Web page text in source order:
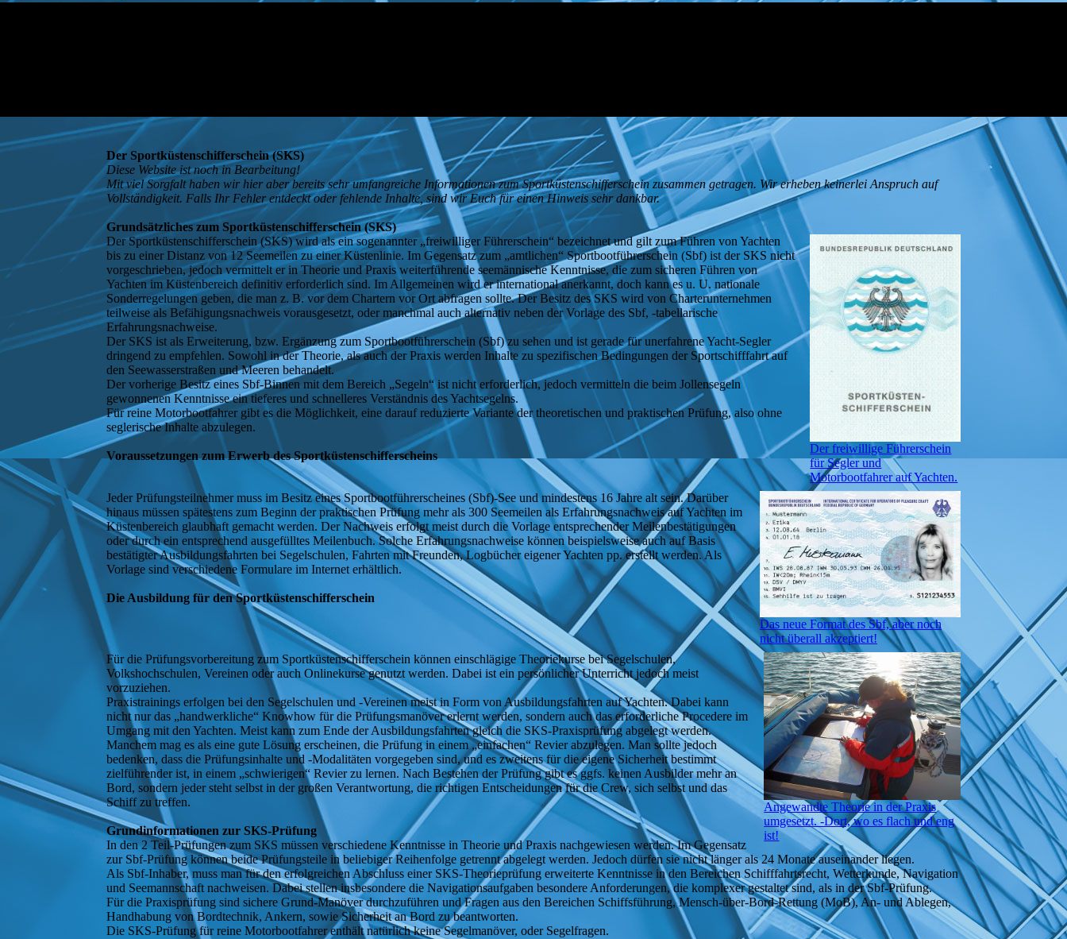
Der Sportküstenschifferschein (SKS)
Diese Website ist noch in Bearbeitung!
Mit viel Sorgfalt haben wir hier aber bereits sehr umfangreiche Informationen zum Sportküstenschifferschein zusammen getragen. Wir erheben keinerlei Anspruch auf
Vollständigkeit. Falls Ihr Fehler entdeckt oder fehlende Inhalte, sind wir Euch für einen Hinweis sehr dankbar.
Grundsätzliches zum Sportküstenschifferschein (SKS)
Der freiwillige Führerschein
für Segler und
Motorbootfahrer auf Yachten.
Der Sportküstenschifferschein (SKS) wird als ein sogenannter „freiwilliger Führerschein“ bezeichnet und gilt zum Führen von Yachten
bis zu einer Distanz von 12 Seemeilen zu einer Küstenlinie. Im Gegensatz zum „amtlichen“ Sportbootführerschein (Sbf) ist der SKS nicht
vorgeschrieben, jedoch vermittelt er in Theorie und Praxis weiterführende seemännische Kenntnisse, die zum sicheren Führen von
Yachten im Küstenbereich definitiv erforderlich sind. Im Allgemeinen wird er international anerkannt, doch kann es u. U. nationale
Sonderregelungen geben, die man z. B. vor dem Chartern vor Ort abfragen sollte. Der Besitz des SKS wird von Charterunternehmen
teilweise als Befähigungsnachweis vorausgesetzt, oder manchmal auch alternativ neben der Vorlage des Sbf, -tabellarische
Erfahrungsnachweise.
Der SKS ist als Erweiterung, bzw. Ergänzung zum Sportbootführerschein (Sbf) zu sehen und ist gerade für unerfahrene Yacht-Segler
dringend zu empfehlen. Sowohl in der Theorie, als auch der Praxis werden Inhalte zu spezifischen Bedingungen der Sportschifffahrt auf
den Seewasserstraßen und Meeren behandelt.
Der vorherige Besitz eines Sbf-Binnen mit dem Bereich „Segeln“ ist nicht erforderlich, jedoch vermitteln die beim Jollensegeln
gewonnenen Kenntnisse ein tieferes und schnelleres Verständnis des Yachtsegelns.
Für reine Motorbootfahrer gibt es die Möglichkeit, eine darauf reduzierte Variante der theoretischen und praktischen Prüfung, also ohne
seglerische Inhalte abzulegen.
Voraussetzungen zum Erwerb des Sportküstenschifferscheins
Das neue Format des Sbf, aber noch
nicht überall akzeptiert!
Jeder Prüfungsteilnehmer muss im Besitz eines Sportbootführerscheines (Sbf)-See und mindestens 16 Jahre alt sein. Darüber
hinaus müssen spätestens zum Beginn der praktischen Prüfung mehr als 300 Seemeilen als Erfahrungsnachweis auf Yachten im
Küstenbereich glaubhaft gemacht werden. Der Nachweis erfolgt meist durch die Vorlage entsprechender Meilenbestätigungen
oder durch ein entsprechend ausgefülltes Meilenbuch. Solche Erfahrungsnachweise können beispielsweise auch auf Basis
bestätigter Ausbildungsfahrten bei Segelschulen, Fahrten mit Freunden, Logbücher eigener Yachten pp. erstellt werden. Als
Vorlage sind verschiedene Formulare im Internet erhältlich.
Die Ausbildung für den Sportküstenschifferschein
Angewandte Theorie in der Praxis
umgesetzt. -Dort, wo es flach und eng
ist!
Für die Prüfungsvorbereitung zum Sportküstenschifferschein können einschlägige Theoriekurse bei Segelschulen,
Volkshochschulen, Vereinen oder auch Onlinekurse genutzt werden. Dabei ist ein persönlicher Unterricht jedoch meist
vorzuziehen.
Praxistrainings erfolgen bei den Segelschulen und -Vereinen meist in Form von Ausbildungsfahrten auf Yachten. Dabei kann
nicht nur das „handwerkliche“ Knowhow für die Prüfungsmanöver erlernt werden, sondern auch das erforderliche Procedere im
Umgang mit den Yachten. Meist kann zum Ende der Ausbildungsfahrten gleich die SKS-Praxisprüfung abgelegt werden.
Manchem mag es als eine gute Lösung erscheinen, die Prüfung in einem „einfachen“ Revier abzulegen. Man sollte jedoch
bedenken, dass die Prüfungsinhalte und -Modalitäten vorgegeben sind, und es zweitens für die eigene Sicherheit bestimmt
zielführender ist, in einem „schwierigen“ Revier zu lernen. Nach Bestehen der Prüfung gibt es ggfs. keinen Ausbilder mehr an
Bord, sondern jeder steht selbst in der großen Verantwortung, die richtigen Entscheidungen für die Crew, sich selbst und das
Schiff zu treffen.
Grundinformationen zur SKS-Prüfung
In den 2 Teil-Prüfungen zum SKS müssen verschiedene Kenntnisse in Theorie und Praxis nachgewiesen werden. Im Gegensatz
zur Sbf-Prüfung können beide Prüfungsteile in beliebiger Reihenfolge getrennt abgelegt werden. Jedoch dürfen sie nicht länger als 24 Monate auseinander liegen.
Als Sbf-Inhaber, muss man für den erfolgreichen Abschluss einer SKS-Theorieprüfung erweiterte Kenntnisse in den Bereichen Schifffahrtsrecht, Wetterkunde, Navigation
und Seemannschaft nachweisen. Dabei stellen insbesondere die Navigationsaufgaben besondere Anforderungen, die komplexer gestaltet sind, als in der Sbf-Prüfung.
Für die Praxisprüfung sind sichere Grund-Manöver durchzuführen und Fragen aus den Bereichen Schiffsführung, Mensch-über-Bord-Rettung (MoB), An- und Ablegen,
Handhabung von Bordtechnik, Ankern, sowie Sicherheit an Bord zu beantworten.
Die SKS-Prüfung für reine Motorbootfahrer enthält natürlich keine Segelmanöver, oder Segelfragen.